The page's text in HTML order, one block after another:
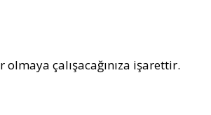
çalışacağınıza işarettir.